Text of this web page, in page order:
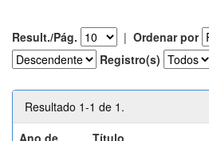
Result./Pág. | Ordenar por
Registro(s)
Resultado 1-1 de 1.
Ano de
Título